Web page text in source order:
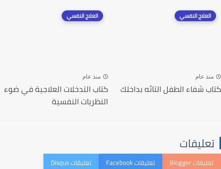
العلاج النفسي
منذ عام
كتاب شفاء الطفل التائه بداخلك
العلاج النفسي
منذ عام
كتاب التدخلات العلاجية في ضوء
النظريات النفسية
تعليقات